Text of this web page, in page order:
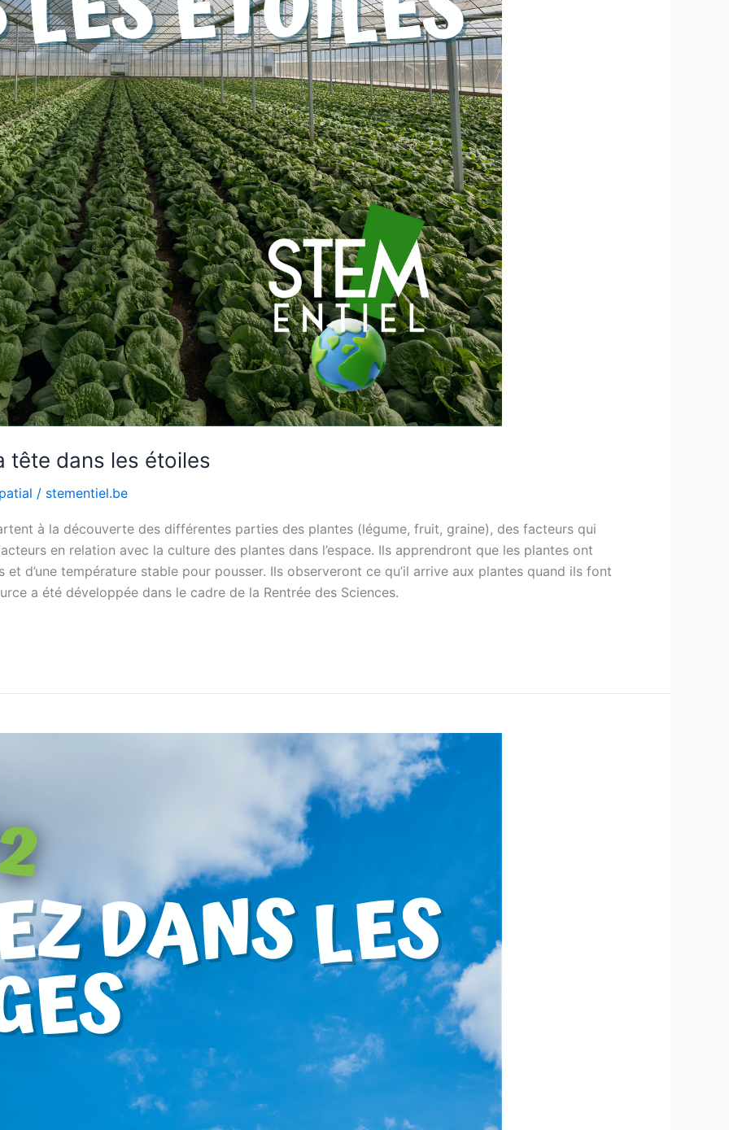
tête dans les étoiles
/ stementiel.be
à la découverte des différentes parties des plantes (légume, fruit, graine), des facteurs qui
en relation avec la culture des plantes dans l’espace. Ils apprendront que les plantes ont
et d’une température stable pour pousser. Ils observeront ce qu’il arrive aux plantes quand ils font
a été développée dans le cadre de la Rentrée des Sciences.